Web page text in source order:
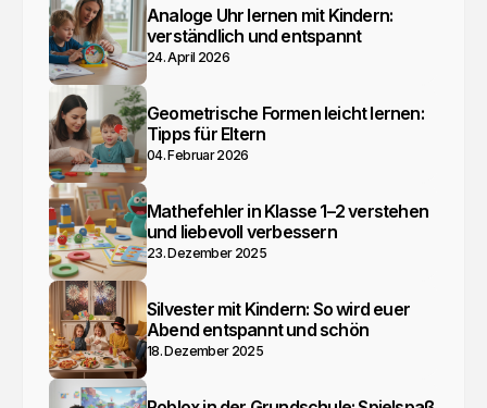
Analoge Uhr lernen mit Kindern:
verständlich und entspannt
24. April 2026
Geometrische Formen leicht lernen:
Tipps für Eltern
04. Februar 2026
Mathefehler in Klasse 1–2 verstehen
und liebevoll verbessern
23. Dezember 2025
Silvester mit Kindern: So wird euer
Abend entspannt und schön
18. Dezember 2025